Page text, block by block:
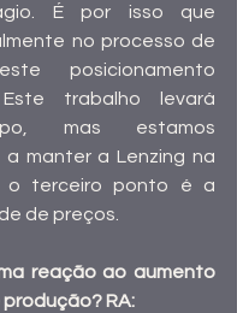
É por isso que
no processo de
posicionamento
trabalho levará
mas estamos
a manter a Lenzing na
o terceiro ponto é a
de preços.
reação ao aumento
RA: